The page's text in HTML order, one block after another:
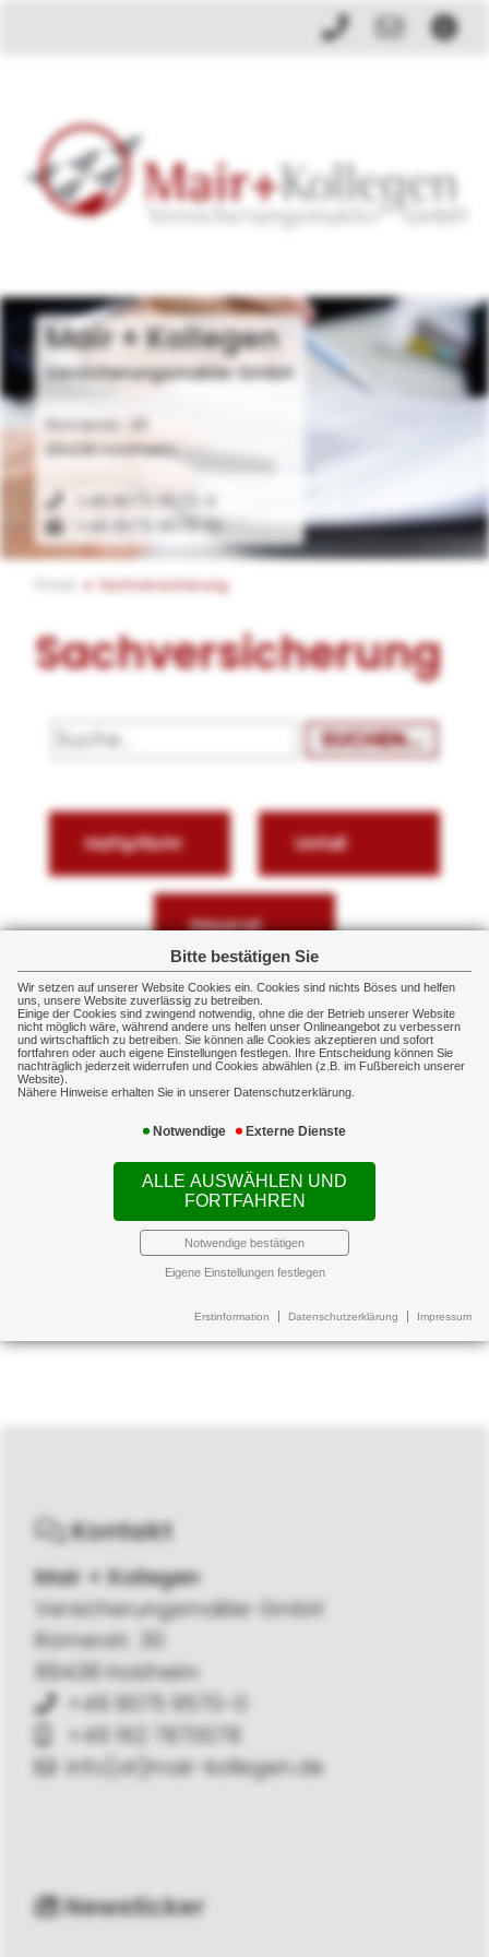
Bitte bestätigen Sie
Wir setzen auf unserer Website Cookies ein. Cookies sind nichts Böses und helfen
uns, unsere Website zuverlässig zu betreiben.
Einige der Cookies sind zwingend notwendig, ohne die der Betrieb unserer Website
nicht möglich wäre, während andere uns helfen unser Onlineangebot zu verbessern
und wirtschaftlich zu betreiben. Sie können alle Cookies akzeptieren und sofort
fortfahren oder auch eigene Einstellungen festlegen. Ihre Entscheidung können Sie
nachträglich jederzeit widerrufen und Cookies abwählen (z.B. im Fußbereich unserer
Website).
Nähere Hinweise erhalten Sie in unserer Datenschutzerklärung.
Notwendige Externe Dienste
ALLE AUSWÄHLEN UND
FORTFAHREN
Notwendige bestätigen
Eigene Einstellungen festlegen
Erstinformation Datenschutzerklärung Impressum
Mair + Kollegen
Versicherungsmakler GmbH
Römerstr. 30
89438 Holzheim
+49 9075 9570-0
+49 9075 9570-10
Sachversicherung
Sachversicherung
SUCHEN...
Haftpflicht Unfall
Hausrat
Wohngebäude
Rechtsschutz Auto
Reise Drohnen
E-Bike & Co
Kontakt
Mair + Kollegen
Versicherungsmakler GmbH
Römerstr. 30
89438 Holzheim
+49 9075 9570-0
+49 162 7870078
info[at]mair-kollegen.de
Newsticker